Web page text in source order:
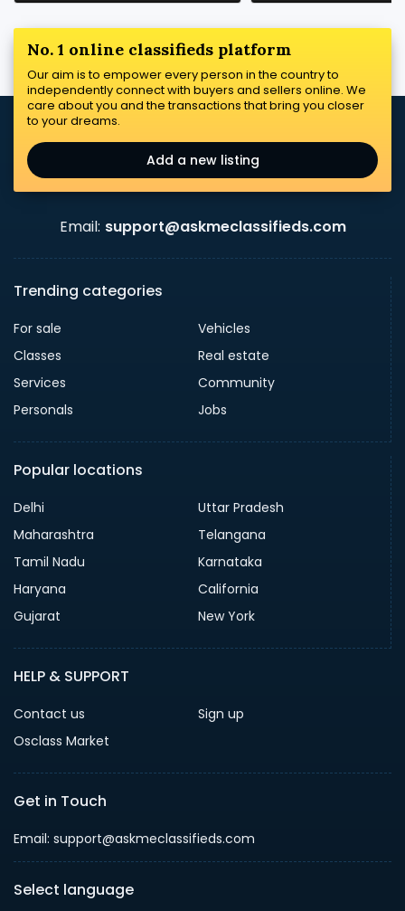
No. 1 online classifieds platform
Our aim is to empower every person in the country to
independently connect with buyers and sellers online. We
care about you and the transactions that bring you closer
to your dreams.
Add a new listing
Email: support@askmeclassifieds.com
Trending categories
For sale
Vehicles
Classes
Real estate
Services
Community
Personals
Jobs
Popular locations
Delhi
Uttar Pradesh
Maharashtra
Telangana
Tamil Nadu
Karnataka
Haryana
California
Gujarat
New York
HELP & SUPPORT
Contact us
Sign up
Osclass Market
Get in Touch
Email: support@askmeclassifieds.com
Select language